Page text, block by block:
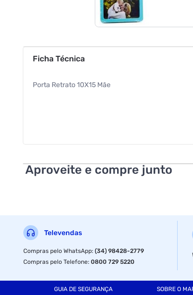
Ficha Técnica
Porta Retrato 10X15 Mãe
Aproveite e compre junto
Televendas
Compras pelo WhatsApp:(34) 98428-2779
Compras pelo Telefone:0800 729 5220
GUIA DE SEGURANÇA SOBRE O